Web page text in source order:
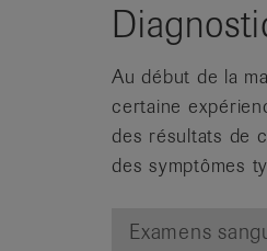
Au début de la
certaine
des résultats de
des symptômes
Examens